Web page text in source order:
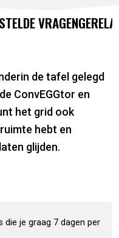
VRAGEN
de tafel gelegd
ConvEGGtor en
het grid ook
hebt en
glijden.
die je graag 7 dagen per